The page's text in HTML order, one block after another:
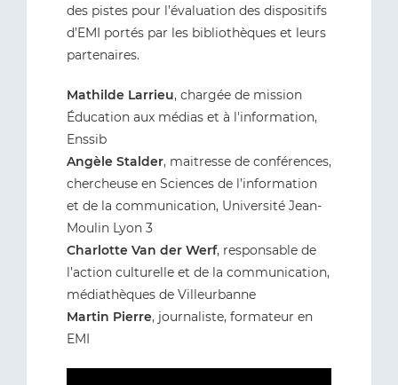
des pistes pour l’évaluation des dispositifs
d’EMI portés par les bibliothèques et leurs
partenaires.
Mathilde Larrieu, chargée de mission
Éducation aux médias et à l'information,
Enssib
Angèle Stalder, maitresse de conférences,
chercheuse en Sciences de l’information
et de la communication, Université Jean-
Moulin Lyon 3
Charlotte Van der Werf, responsable de
l’action culturelle et de la communication,
médiathèques de Villeurbanne
Martin Pierre, journaliste, formateur en
EMI